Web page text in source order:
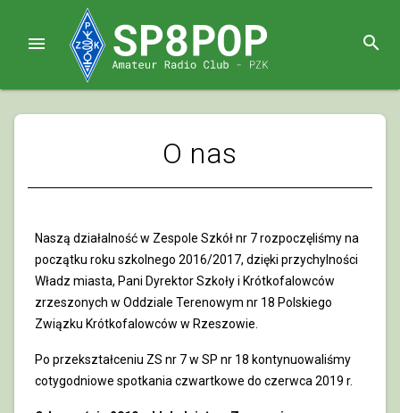
 search
O nas
Naszą działalność w Zespole Szkół nr 7 rozpoczęliśmy na
początku roku szkolnego 2016/2017, dzięki przychylności
Władz miasta, Pani Dyrektor Szkoły i Krótkofalowców
zrzeszonych w Oddziale Terenowym nr 18 Polskiego
Związku Krótkofalowców w Rzeszowie.
Po przekształceniu ZS nr 7 w SP nr 18 kontynuowaliśmy
cotygodniowe spotkania czwartkowe do czerwca 2019 r.